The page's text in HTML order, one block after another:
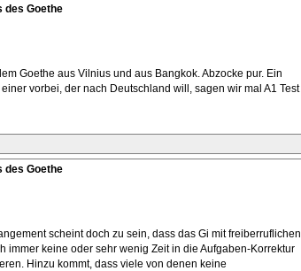
des Goethe
Goethe aus Vilnius und aus Bangkok. Abzocke pur. Ein
vorbei, der nach Deutschland will, sagen wir mal A1 Test
des Goethe
scheint doch zu sein, dass das Gi mit freiberruflichen
immer keine oder sehr wenig Zeit in die Aufgaben-Korrektur
Hinzu kommt, dass viele von denen keine